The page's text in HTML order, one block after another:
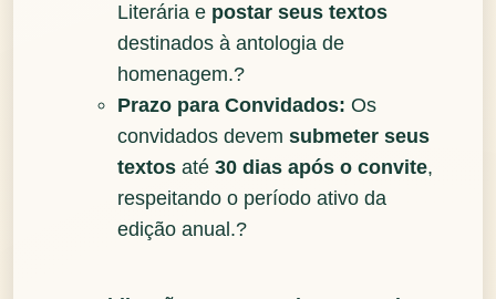
Literária e postar seus textos
destinados à antologia de
homenagem.?
Prazo para Convidados: Os
convidados devem submeter seus
textos até 30 dias após o convite,
respeitando o período ativo da
edição anual.?